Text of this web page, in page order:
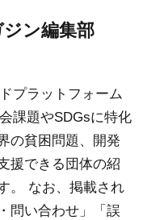
ン編集部
プラットフォーム
課題やSDGsに特化
の貧困問題、開発
援できる団体の紹
。 なお、掲載され
問い合わせ」「誤